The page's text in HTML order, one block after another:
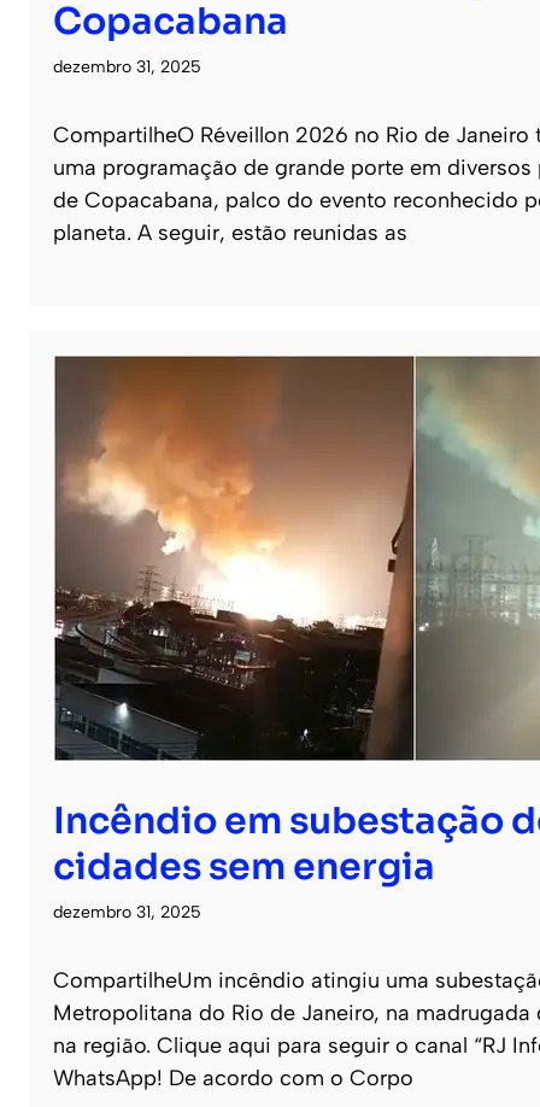
Copacabana
dezembro 31, 2025
CompartilheO Réveillon 2026 no Rio de
uma programação de grande porte em
de Copacabana, palco do evento reconhecido
planeta. A seguir, estão reunidas as
Incêndio em subestação
cidades sem energia
dezembro 31, 2025
CompartilheUm incêndio atingiu uma
Metropolitana do Rio de Janeiro, na
na região. Clique aqui para seguir o canal “RJ
WhatsApp! De acordo com o Corpo